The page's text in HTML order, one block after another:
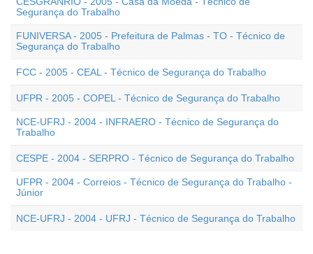
Segurança do Trabalho
FUNIVERSA - 2005 - Prefeitura de Palmas - TO - Técnico de
Segurança do Trabalho
FCC - 2005 - CEAL - Técnico de Segurança do Trabalho
UFPR - 2005 - COPEL - Técnico de Segurança do Trabalho
NCE-UFRJ - 2004 - INFRAERO - Técnico de Segurança do
Trabalho
CESPE - 2004 - SERPRO - Técnico de Segurança do Trabalho
UFPR - 2004 - Correios - Técnico de Segurança do Trabalho -
Júnior
NCE-UFRJ - 2004 - UFRJ - Técnico de Segurança do Trabalho